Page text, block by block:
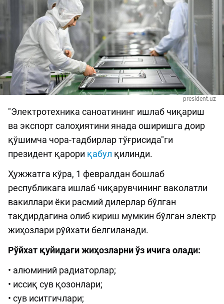
president.uz
"Электротехника саноатининг ишлаб чиқариш
ва экспорт салоҳиятини янада оширишга доир
қўшимча чора-тадбирлар тўғрисида"ги
президент қарори қабул қилинди.
Ҳужжатга кўра, 1 февралдан бошлаб
республикага ишлаб чиқарувчининг ваколатли
вакиллари ёки расмий дилерлар бўлган
тақдирдагина олиб кириш мумкин бўлган электр
жиҳозлари рўйхати белгиланади.
Рўйхат қуйидаги жиҳозларни ўз ичига олади:
• алюминий радиаторлар;
• иссиқ сув қозонлари;
• сув иситгичлари;